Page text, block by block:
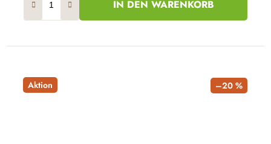
IN DEN WARENKORB
Aktion –20 %